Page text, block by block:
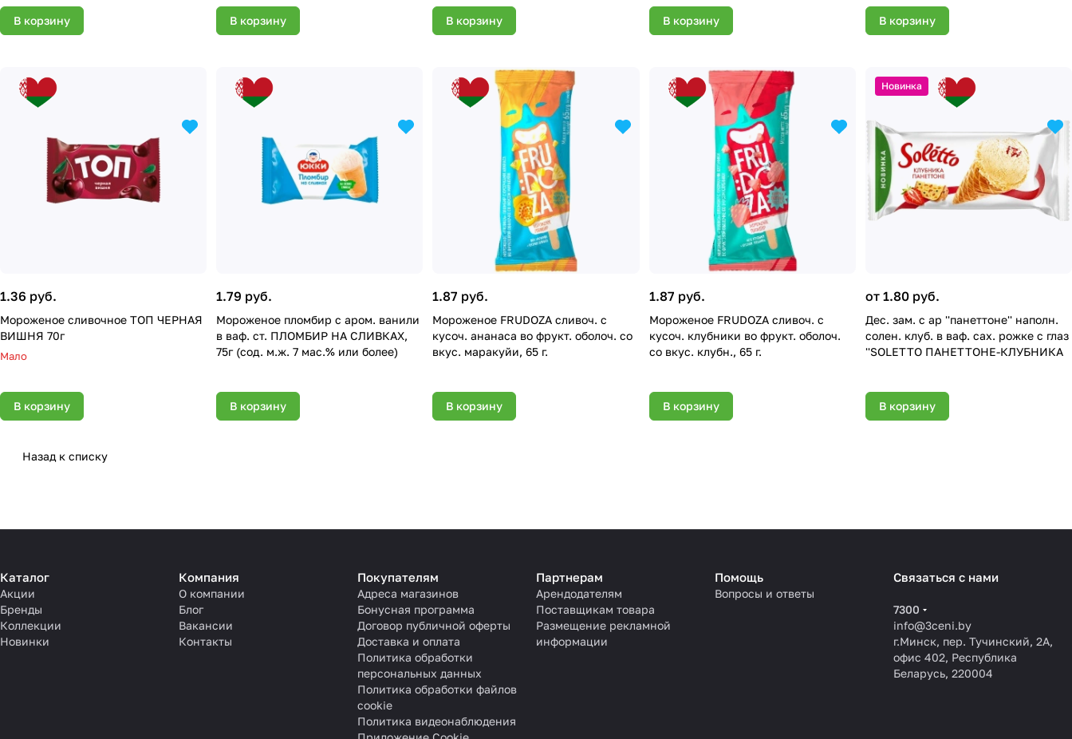
В корзину В корзину В корзину
В корзину
В корзину
1.36 руб.
Мороженое сливочное ТОП ЧЕРНАЯ
ВИШНЯ 70г
Мало
В корзину
1.79 руб.
Мороженое пломбир с аром. ванили
в ваф. ст. ПЛОМБИР НА СЛИВКАХ,
75г (сод. м.ж. 7 мас.% или более)
В корзину
1.87 руб.
Мороженое FRUDOZA сливоч. с
кусоч. ананаса во фрукт. оболоч. со
вкус. маракуйи, 65 г.
В корзину
1.87 руб.
Мороженое FRUDOZA сливоч. с
кусоч. клубники во фрукт. оболоч.
со вкус. клубн., 65 г.
В корзину
Новинка
от 1.80 руб.
Дес. зам. с ар ''панеттоне'' наполн.
солен. клуб. в ваф. сах. рожке с глаз
''SOLETTO ПАНЕТТОНЕ-КЛУБНИКА
В корзину
Назад к списку
Каталог
Акции
Бренды
Коллекции
Новинки
Компания
О компании
Блог
Вакансии
Контакты
Покупателям
Адреса магазинов
Бонусная программа
Договор публичной оферты
Доставка и оплата
Политика обработки
персональных данных
Политика обработки файлов
cookie
Политика видеонаблюдения
Партнерам
Арендодателям
Поставщикам товара
Размещение рекламной
информации
Помощь
Вопросы и ответы
Связаться с нами
7300
info@3ceni.by
г.Минск, пер. Тучинский, 2А,
офис 402, Республика
Беларусь, 220004